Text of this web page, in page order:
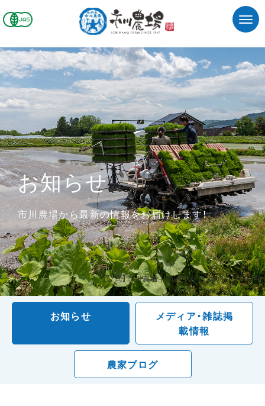
【公式】市川農場 | ゆきひかり.com>2000年
お知らせ
市川農場から最新の情報をお届けします！
お知らせ
メディア・雑誌掲
載情報
農家ブログ